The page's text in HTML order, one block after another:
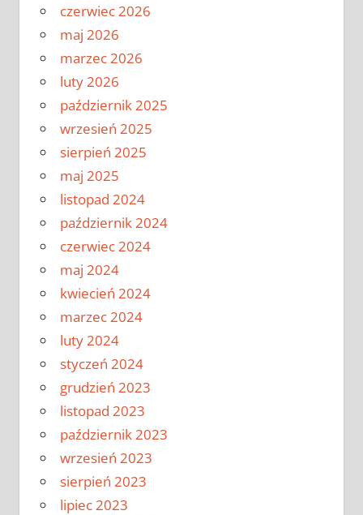
czerwiec 2026
maj 2026
marzec 2026
luty 2026
październik 2025
wrzesień 2025
sierpień 2025
maj 2025
listopad 2024
październik 2024
czerwiec 2024
maj 2024
kwiecień 2024
marzec 2024
luty 2024
styczeń 2024
grudzień 2023
listopad 2023
październik 2023
wrzesień 2023
sierpień 2023
lipiec 2023